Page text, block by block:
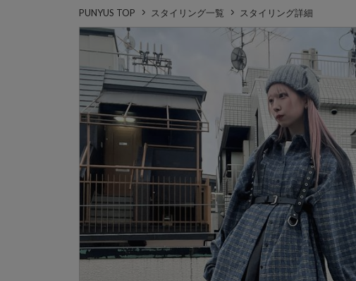
PUNYUS TOP スタイリング一覧 スタイリング詳細